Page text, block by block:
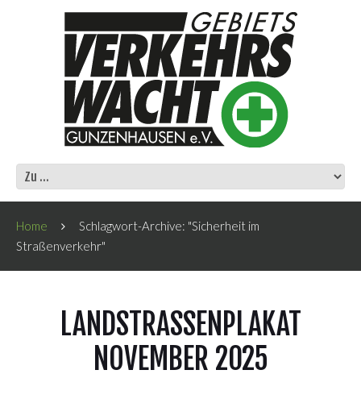
Home
Schlagwort-Archive: "Sicherheit im
Straßenverkehr"
LANDSTRASSENPLAKAT N
OVEMBER 2025